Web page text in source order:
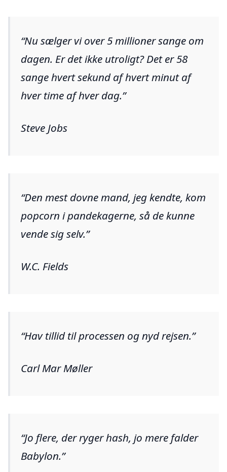
Nu sælger vi over 5 millioner sange om
dagen. Er det ikke utroligt? Det er 58
sange hvert sekund af hvert minut af
hver time af hver dag.
Steve Jobs
Den mest dovne mand, jeg kendte, kom
popcorn i pandekagerne, så de kunne
vende sig selv.
W.C. Fields
Hav tillid til processen og nyd rejsen.
Carl Mar Møller
Jo flere, der ryger hash, jo mere falder
Babylon.